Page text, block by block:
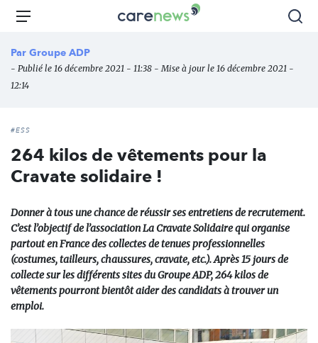
Aller
principal
Carenews,
des
Menu
Par Groupe ADP
- Publié le 16 décembre 2021 - 11:38 - Mise à jour le 16 décembre 2021 -
12:14
#ESS
264 kilos de vêtements pour la
Cravate solidaire !
Donner à tous une chance de réussir ses entretiens de recrutement.
C’est l’objectif de l’association La Cravate Solidaire qui organise
partout en France des collectes de tenues professionnelles
(costumes, tailleurs, chaussures, cravate, etc.). Après 15 jours de
collecte sur les différents sites du Groupe ADP, 264 kilos de
vêtements pourront bientôt aider des candidats à trouver un
emploi.